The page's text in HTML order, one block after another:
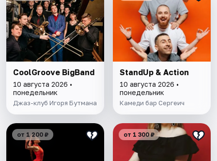
CoolGroove BigBand
10 августа 2026 •
понедельник
Джаз-клуб Игоря Бутмана
StandUp & Action
10 августа 2026 •
понедельник
Камеди бар Сергеич
от 1 200 ₽ от 1 300 ₽